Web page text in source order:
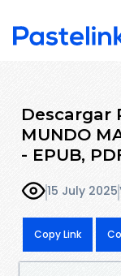
Descargar
MUNDO
- EPUB,
15 July 2025
Copy Link